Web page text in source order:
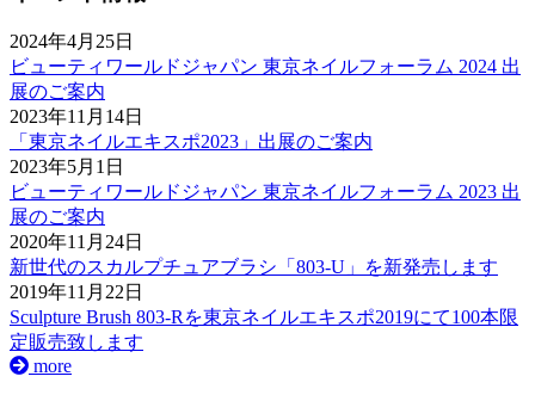
2024年4月25日
ビューティワールドジャパン 東京ネイルフォーラム 2024 出
展のご案内
2023年11月14日
「東京ネイルエキスポ2023」出展のご案内
2023年5月1日
ビューティワールドジャパン 東京ネイルフォーラム 2023 出
展のご案内
2020年11月24日
新世代のスカルプチュアブラシ「803-U」を新発売します
2019年11月22日
Sculpture Brush 803-Rを東京ネイルエキスポ2019にて100本限
定販売致します
more